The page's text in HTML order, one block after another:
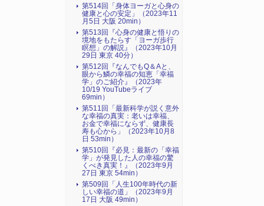
第514回「身体ヨーガと心身の
健康と心の安定」（2023年11
月5日 大阪 20min）
第513回『心身の健康と悟りの
境地をもたらす「ヨーガ歩行
瞑想」の解説』（2023年10月
29日 東京 40分）
第512回『なんでもQ＆Aと、
眼から鱗の幸福の知恵「幸福
学」のご紹介』（2023年
10/19 YouTubeライブ
69min）
第511回「最新科学が説く意外
な幸福の真実：老いは幸福、
お金で幸福にならず、健康長
寿も心から」（2023年10月8
日 53min）
第510回『必見：最新の「幸福
学」が発見した人の幸福の驚
くべき真実！』（2023年9月
27日 東京 54min）
第509回「人生100年時代の新
しい幸福の道」（2023年9月
17日 大阪 49min）